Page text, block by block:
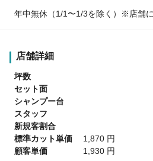
年中無休（1/1〜1/3を除く）※店舗
店舗詳細
坪数
セット面
シャンプー台
スタッフ
新規客割合
標準カット単価
1,870 円
顧客単価
1,930 円